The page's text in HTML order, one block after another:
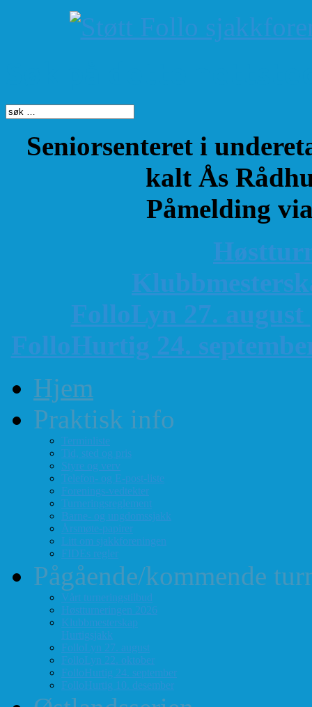
Seniorsenteret i
kalt Ås
Påmelding
K
FolloLyn 27. august
FolloHurtig 24.
Hjem
Praktisk info
Terminliste
Tid, sted og pris
Styre og verv
Telefon- og E-post-liste
Forenings-vedtekter
Turneringsreglement
Barne- og ungdomssjakk
Årsmøte-papirer
Litt om sjakkforeningen
FIDEs regler
Pågående/kommende
Vårt turneringstilbud
Høstturneringen 2026
Klubbmesterskap
Hurtigsjakk
FolloLyn 27. august
FolloLyn 22. oktober
FolloHurtig 24. september
FolloHurtig 10. desember